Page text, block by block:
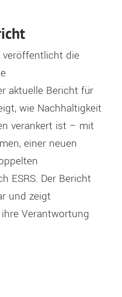
veröffentlicht die
aktuelle Bericht für
wie Nachhaltigkeit
verankert ist – mit
einer neuen
ESRS. Der Bericht
und zeigt
Verantwortung